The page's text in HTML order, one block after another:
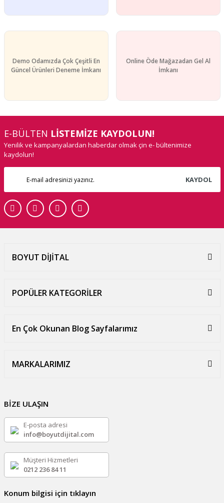
Demo Odamızda Çok Çeşitli En
Güncel Ürünleri Deneme İmkanı
Online Öde Mağazadan Gel Al
İmkanı
E-BÜLTEN LİSTEMİZE KAYDOLUN!
Yenilik ve kampanyalardan haberdar olmak çin e- bültenimize
kaydolun!
KAYDOL
BOYUT DİJİTAL
POPÜLER KATEGORİLER
En Çok Okunan Blog Sayfalarımız
MARKALARIMIZ
BİZE ULAŞIN
E-posta adresi
info@boyutdijital.com
Müşteri Hizmetleri
0212 236 84 11
Konum bilgisi için tıklayın